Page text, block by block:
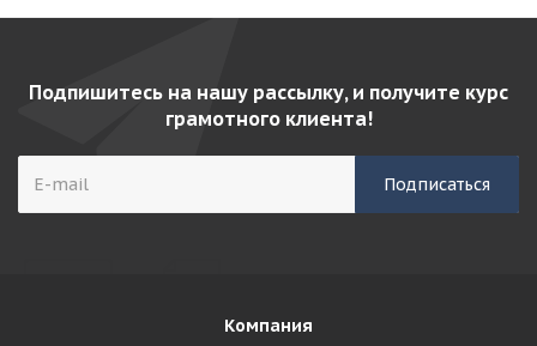
Подпишитесь на нашу рассылку, и получите курс
грамотного клиента!
Компания